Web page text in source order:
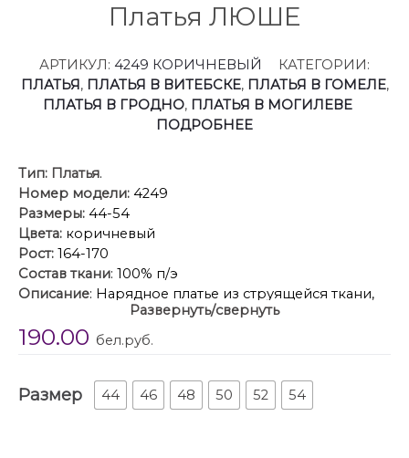
Платья ЛЮШЕ
АРТИКУЛ: 4249 КОРИЧНЕВЫЙ
КАТЕГОРИИ:
ПЛАТЬЯ, ПЛАТЬЯ В ВИТЕБСКЕ, ПЛАТЬЯ В ГОМЕЛЕ,
ПЛАТЬЯ В ГРОДНО, ПЛАТЬЯ В МОГИЛЕВЕ
ПОДРОБНЕЕ
Тип: Платья.
Номер модели: 4249
Размеры: 44-54
Цвета: коричневый
Рост: 164-170
Состав ткани: 100% п/э
Описание: Нарядное платье из струящейся ткани,
длина макси. Платье свободного кроя, прямое,
расширенное к низу. С глубоким V-образным
переду нагрудные вытачки. Без рукава. Платье
дополняется платком из основной ткани. Платок
Развернуть/свернуть
190.00 бел.руб.
Размер 44 46 48 50 52 54